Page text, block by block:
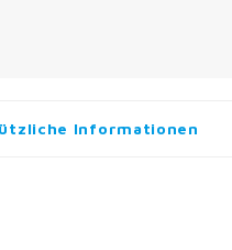
Informationen